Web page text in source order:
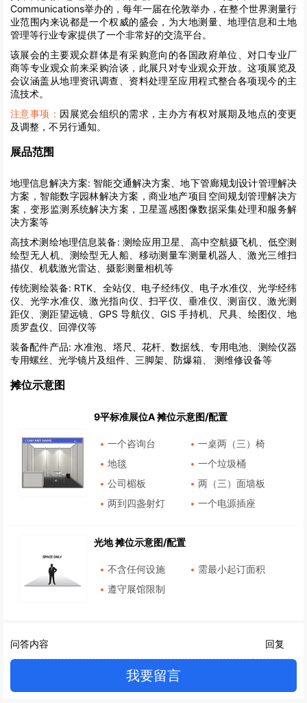
Communications举办的，每年一届在伦敦举办，在整个世界测量行
业范围内来说都是一个权威的盛会，为大地测量、地理信息和土地
管理等行业专家提供了一个非常好的交流平台。
该展会的主要观众群体是有采购意向的各国政府单位、对口专业厂
商等专业观众前来采购洽谈，此展只对专业观众开放。这项展览及
会议涵盖从地理资讯调查、资料处理至应用程式整合各项现今的主
流技术。
注意事项： 因展览会组织的需求，主办方有权对展期及地点的变更
及调整，不另行通知。
展品范围
地理信息解决方案: 智能交通解决方案、地下管廊规划设计管理解决
方案，智能数字园林解决方案，商业地产项目空间规划管理解决方
案，变形监测系统解决方案，卫星遥感图像数据采集处理和服务解
决方案等
高技术测绘地理信息装备: 测绘应用卫星、高中空航摄飞机、低空测
绘型无人机、测绘型无人船、移动测量车测量机器人、激光三维扫
描仪、机载激光雷达、摄影测量相机等
传统测绘装备: RTK、全站仪、电子经纬仪、电子水准仪、光学经纬
仪、光学水准仪、激光指向仪、扫平仪、垂准仪、测亩仪、激光测
距仪、测距望远镜、GPS 导航仪、GIS 手持机、尺具、绘图仪、地
质罗盘仪、回弹仪等
装备配件产品: 水准泡、塔尺、花杆、数据线、专用电池、测绘仪器
专用螺丝、光学镜片及组件、三脚架、防爆箱、 测维修设备等
摊位示意图
9平标准展位A 摊位示意图/配置
一个咨询台
一桌两（三）椅
地毯
一个垃圾桶
公司楣板
两（三）面墙板
两到四盏射灯
一个电源插座
光地 摊位示意图/配置
不含任何设施
需最小起订面积
遵守展馆限制
问答内容 回复
我要留言